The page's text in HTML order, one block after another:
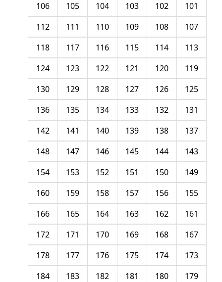
101
102
103
104
105
106
107
108
109
110
111
112
113
114
115
116
117
118
119
120
121
122
123
124
125
126
127
128
129
130
131
132
133
134
135
136
137
138
139
140
141
142
143
144
145
146
147
148
149
150
151
152
153
154
155
156
157
158
159
160
161
162
163
164
165
166
167
168
169
170
171
172
173
174
175
176
177
178
179
180
181
182
183
184